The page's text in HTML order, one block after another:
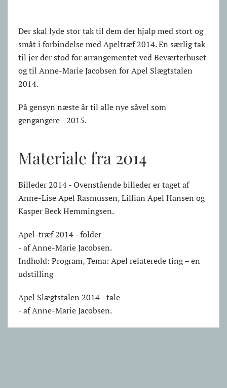
Der skal lyde stor tak til dem der hjalp med stort og
småt i forbindelse med Apeltræf 2014. En særlig tak
til jer der stod for arrangementet ved Beværterhuset
og til Anne-Marie Jacobsen for Apel Slægtstalen
2014.
På gensyn næste år til alle nye såvel som
gengangere - 2015.
Materiale fra 2014
Billeder 2014 - Ovenstående billeder er taget af
Anne-Lise Apel Rasmussen, Lillian Apel Hansen og
Kasper Beck Hemmingsen.
Apel-træf 2014 -folder
- af Anne-Marie Jacobsen.
Indhold: Program, Tema: Apel relaterede ting – en
udstilling
Apel Slægtstalen 2014 -tale
- af Anne-Marie Jacobsen.